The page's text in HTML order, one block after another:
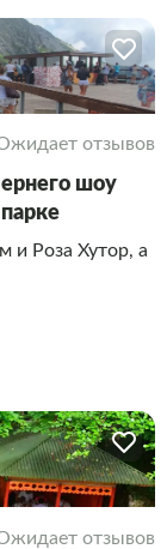
отзывов
шоу
и Роза Хутор, а
отзывов